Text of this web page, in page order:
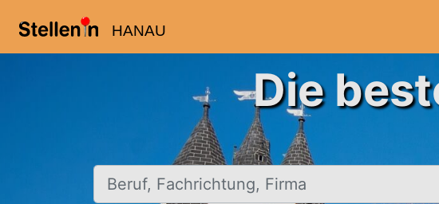
HANAU
Die
Beruf, Fachrichtung, Firma